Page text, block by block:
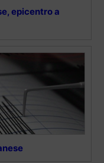
epicentro a